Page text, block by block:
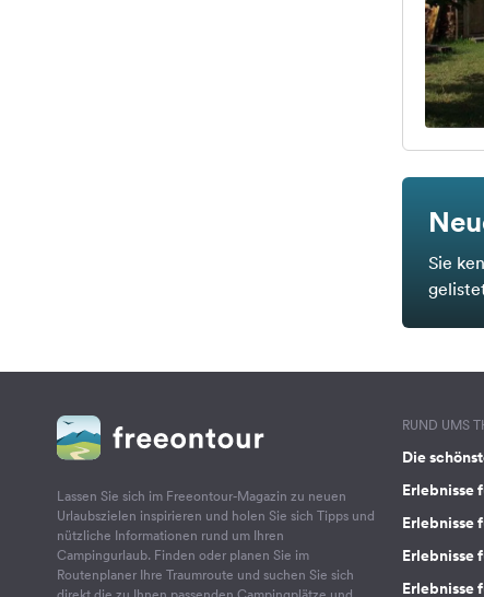
Sie
Lassen Sie sich im Freeontour-Magazin zu neuen
Urlaubszielen inspirieren und holen Sie sich Tipps und
nützliche Informationen rund um Ihren
Campingurlaub. Finden oder planen Sie im
Routenplaner Ihre Traumroute und suchen Sie sich
RUND UMS
Die
Erlebnisse
Erlebnisse
Erlebnisse
Erlebnisse